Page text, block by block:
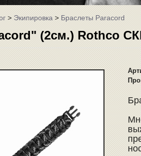
>Экипировка>Браслеты Paracord
(2см.) Rothco